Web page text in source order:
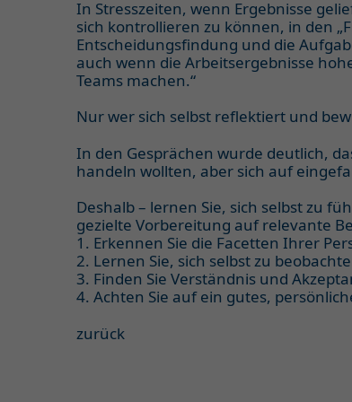
In Stresszeiten, wenn Ergebnisse
sich kontrollieren zu können, in den
Entscheidungsfindung und die
auch wenn die Arbeitsergebnisse
Teams machen.“
Nur wer sich selbst reflektiert und
In den Gesprächen wurde deutlich,
handeln wollten, aber sich auf
Deshalb – lernen Sie, sich selbst zu
gezielte Vorbereitung auf relevante
1. Erkennen Sie die Facetten Ihrer
2. Lernen Sie, sich selbst zu
3. Finden Sie Verständnis und
4. Achten Sie auf ein gutes,
zurück